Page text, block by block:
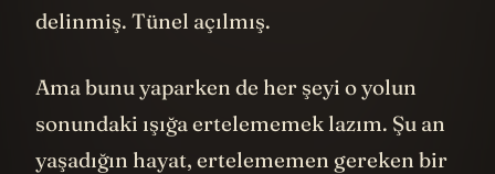
delinmiş. Tünel açılmış.
Ama bunu yaparken de her şeyi o yolun
sonundaki ışığa ertelememek lazım. Şu an
yaşadığın hayat, ertelememen gereken bir